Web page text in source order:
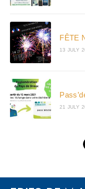
FÊTE
13 JULY
21 JULY